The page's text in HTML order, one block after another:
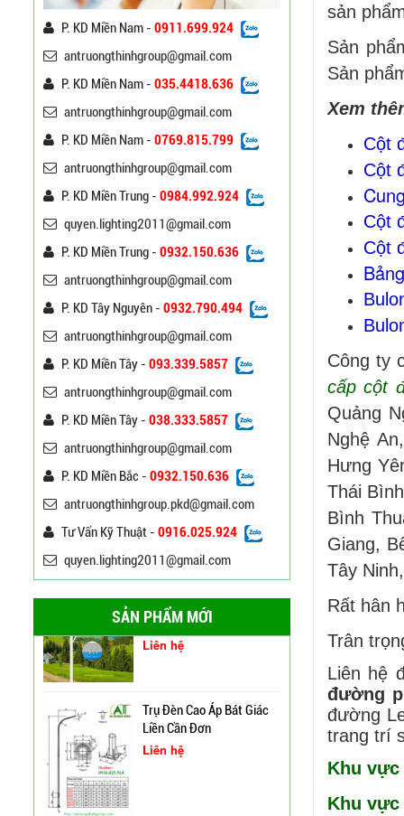
P. KD Miền Nam - 0911.699.924
antruongthinhgroup@gmail.com
P. KD Miền Nam - 035.4418.636
antruongthinhgroup@gmail.com
P. KD Miền Nam - 0769.815.799
antruongthinhgroup@gmail.com
P. KD Miền Trung - 0984.992.924
quyen.lighting2011@gmail.com
P. KD Miền Trung - 0932.150.636
antruongthinhgroup@gmail.com
P. KD Tây Nguyên - 0932.790.494
antruongthinhgroup@gmail.com
P. KD Miền Tây - 093.339.5857
antruongthinhgroup@gmail.com
P. KD Miền Tây - 038.333.5857
antruongthinhgroup@gmail.com
P. KD Miền Bắc - 0932.150.636
antruongthinhgroup.pkd@gmail.com
Tư Vấn Kỹ Thuật - 0916.025.924
quyen.lighting2011@gmail.com
SẢN PHẨM MỚI
Đèn Đường Led Chiếu
Sáng 100W 150W Philips
Liên hệ
Philips, Cree 60w 80w
100w 120w 150w
Liên hệ
Bảng Điện Cửa Trụ Đèn
Chiếu Sáng, Trụ Đèn Cao
Áp
Liên hệ
Đèn Đường Led ATT-
Lượng Mặt Trời
Liên hệ
Đèn Đường Led 200W
Solar Light Năng Lượng
Mặt Trời ATT NLMT 300W
Đường Phố ATT-Z200
Liên hệ
Trụ Đèn Cao Áp Bát Giác
Liền Cần Đơn
Cột Đèn Cao Áp Tròn Côn
Cột Đèn Cao Áp Chiếu
Sáng Đường Phố Tại Lạng
Sơn
Trụ Đèn Tín Hiệu Chớp
Vàng Năng Lượng Mặt
Trời Tại Bình Định
Cột Đèn Pha Đa Giác Tại
Bình Định
Cung Cấp Cột Đèn Chiếu
Lý Và Điều Hành Hệ Thống
Thương Hiệu Chíp Led
Chất Lượng Philips, Cree,
Bridgelux, An Trường
Thịnh
sản
Sản
Sản
Xem
Cột
Cột
Cột
Cột
Công ty
cấp cột
Quảng
Nghệ
Hưng
Thái
Bình
Giang,
Tây
Rất hân
Trân
Liên hệ
đường
đường
trang trí
Khu vực
Khu